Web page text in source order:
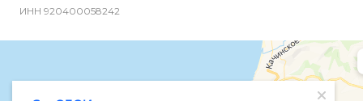
ИНН 920400058242